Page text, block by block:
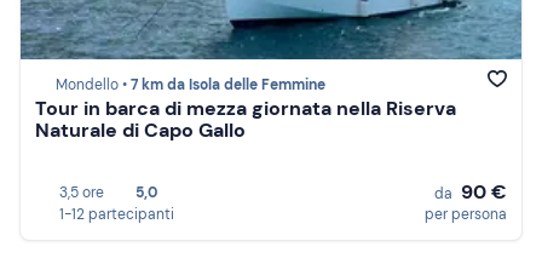
Mondello •7 km da Isola delle Femmine
Tour in barca di mezza giornata nella Riserva
Naturale di Capo Gallo
3,5 ore
5,0
1-12 partecipanti
da 90 €
per persona